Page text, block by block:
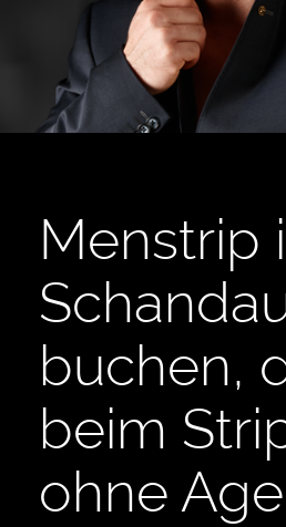
Menstrip
buchen,
beim
ohne